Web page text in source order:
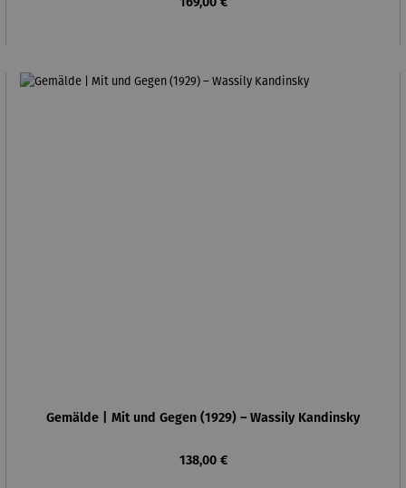
Gemälde | Mit und Gegen (1929) – Wassily Kandinsky
Regulärer Preis:
138,00 €